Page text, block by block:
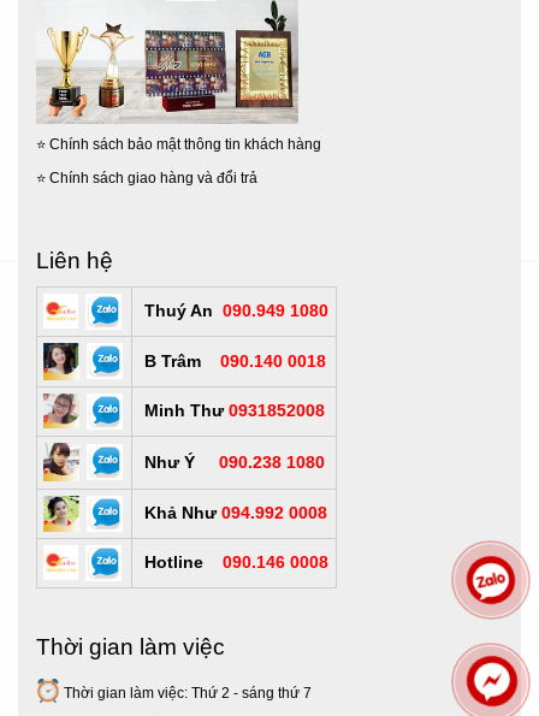
⭐ Chính sách bảo mật thông tin khách hàng
⭐ Chính sách giao hàng và đổi trả
Liên hệ
Thuý An 090.949 1080
B Trâm 090.140 0018
Minh Thư 0931852008
Như Ý 090.238 1080
Khả Như 094.992 0008
Hotline 090.146 0008
Thời gian làm việc
Thời gian làm việc: Thứ 2 - sáng thứ 7